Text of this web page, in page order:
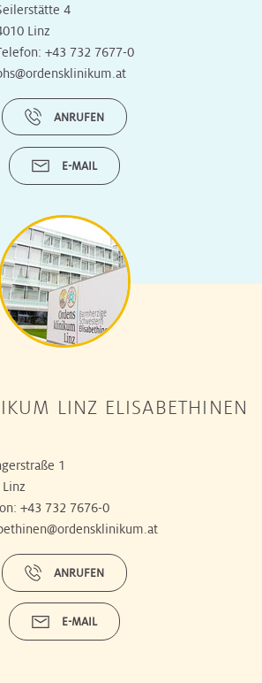
4
Linz
+43 732 7677-0
ANRUFEN
E-MAIL
LINZ ELISABETHINEN
1
+43 732 7676-0
ANRUFEN
E-MAIL